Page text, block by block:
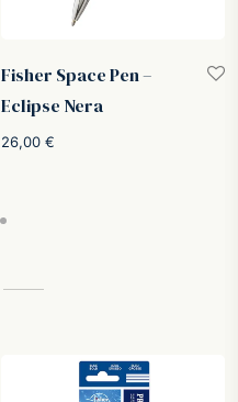
Fisher Space Pen –
Eclipse Nera
26,00 €